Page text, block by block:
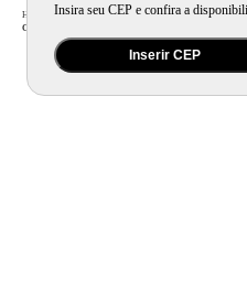
Insira seu CEP e confira a
Inserir CEP
Home Eletroportátil / Máquina de Café e Preparação de
Chaleira Elétrica Mondial Pratic CE-06 com Capacidade